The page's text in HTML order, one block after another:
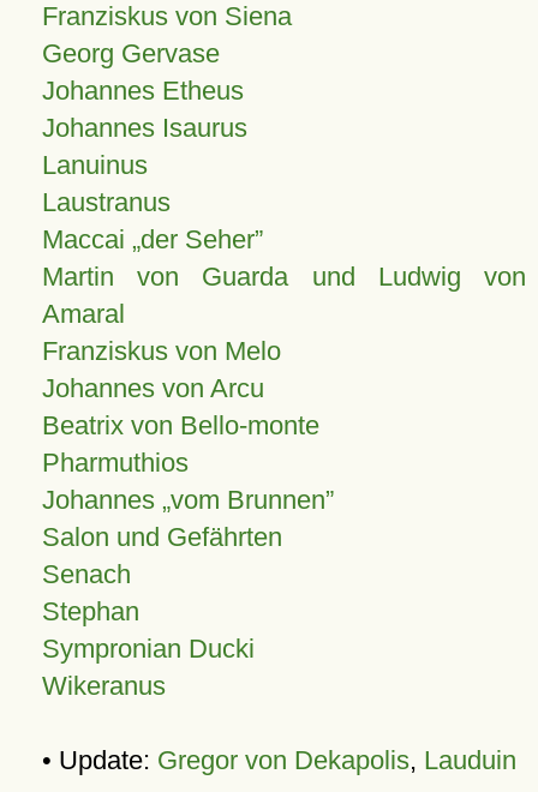
Franziskus von Siena
Georg Gervase
Johannes Etheus
Johannes Isaurus
Lanuinus
Laustranus
Maccai „der Seher”
Martin von Guarda und Ludwig von
Amaral
Franziskus von Melo
Johannes von Arcu
Beatrix von Bello-monte
Pharmuthios
Johannes vom Brunnen
Salon und Gefährten
Senach
Stephan
Sympronian Ducki
Wikeranus
• Update: Gregor von Dekapolis, Lauduin